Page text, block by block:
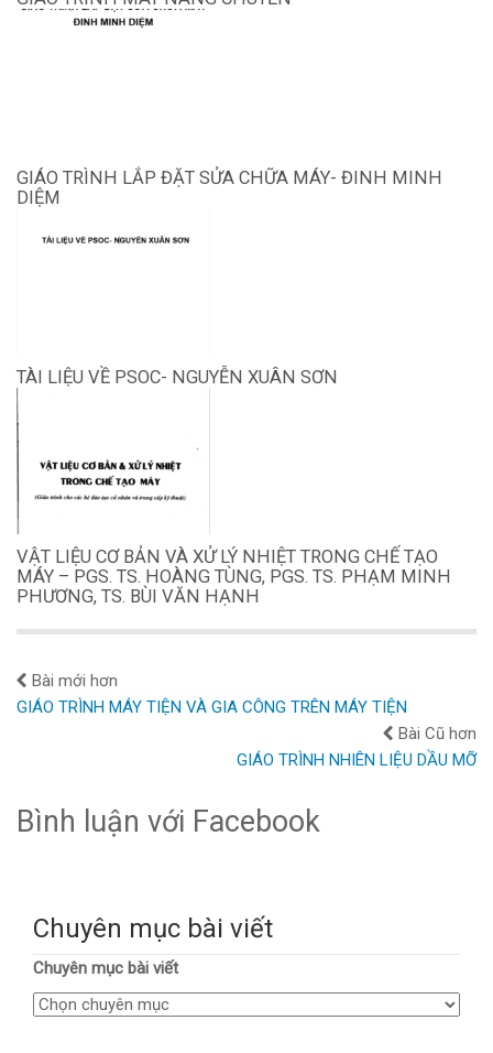
GIÁO TRÌNH LẮP ĐẶT SỬA CHỮA MÁY- ĐINH MINH
DIỆM
TÀI LIỆU VỀ PSOC- NGUYỄN XUÂN SƠN
VẬT LIỆU CƠ BẢN VÀ XỬ LÝ NHIỆT TRONG CHẾ TẠO
MÁY – PGS. TS. HOÀNG TÙNG, PGS. TS. PHẠM MINH
PHƯƠNG, TS. BÙI VĂN HẠNH
Bài mới hơn
GIÁO TRÌNH MÁY TIỆN VÀ GIA CÔNG TRÊN MÁY TIỆN
Bài Cũ hơn
GIÁO TRÌNH NHIÊN LIỆU DẦU MỠ
Bình luận với Facebook
Chuyên mục bài viết
Chuyên mục bài viết